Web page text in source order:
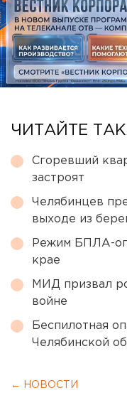
ЧИТАЙТЕ
Сгоревший
застроят
Челябинцев
выходе из
Режим БПЛА-
крае
МИД призвал
войне
Беспилотная
Челябинской
← НОВОСТИ